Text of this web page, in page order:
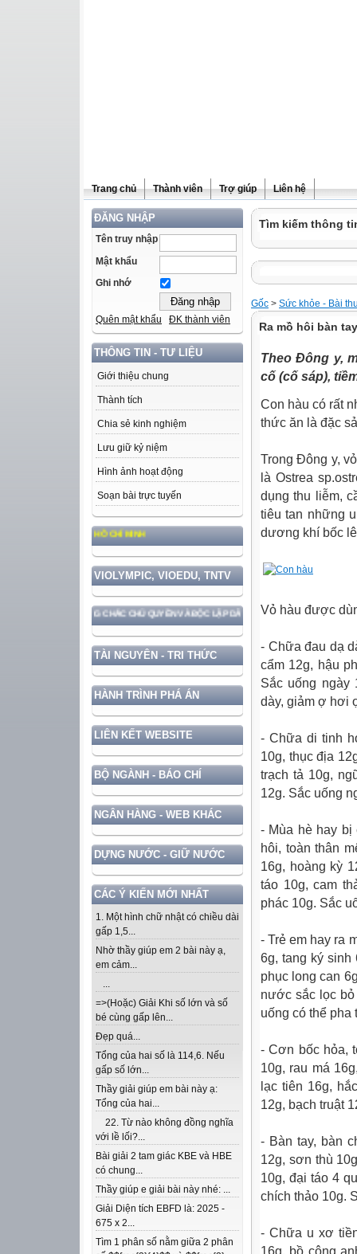
Trang chủ Thành viên Trợ giúp Liên hệ
ĐĂNG NHẬP
Tên truy nhập
Mật khẩu
Ghi nhớ
Quên mật khẩu ĐK thành viên
THÔNG TIN - TƯ LIỆU
Giới thiệu chung
Thành tích
Chia sẻ kinh nghiệm
Lưu giữ kỷ niệm
Hình ảnh hoạt động
Soạn bài trực tuyến
PHONG CÁCH HỒ CHÍ MINH
VIOLYMPIC, VIOEDU, TNTV
BẢO VỆ VỮNG CHẮC CHỦ QUYỀN VÀ ĐỘC LẬP DÂN TỘC!
TÀI NGUYÊN - TRI THỨC
HÀNH TRÌNH PHÁ ÁN
LIÊN KẾT WEBSITE
BỘ NGÀNH - BÁO CHÍ
NGÂN HÀNG - WEB KHÁC
DỰNG NƯỚC - GIỮ NƯỚC
CÁC Ý KIẾN MỚI NHẤT
1. Một hình chữ nhật có chiều dài
gấp 1,5...
Nhờ thầy giúp em 2 bài này ạ,
em cảm...
...
=>(Hoặc) Giải Khi số lớn và số
bé cùng gấp lên...
Đẹp quá...
Tổng của hai số là 114,6. Nếu
gấp số lớn...
Thầy giải giúp em bài này ạ:
Tổng của hai...
22. Từ nào không đồng nghĩa
với lề lối?...
Bài giải 2 tam giác KBE và HBE
có chung...
Thầy giúp e giải bài này nhé: ...
Giải Diện tích EBFD là: 2025 -
675 x 2...
Tìm 1 phân số nằm giữa 2 phân
Tìm kiếm thông
Gốc > Sức khỏe - Bài
Ra mồ hôi bàn
Theo Đông y,
cố (cố sáp),
Con hàu có rất
thức ăn là đặc
Trong Đông y,
là Ostrea
dụng thu liễm,
tiêu tan những
dương khí bốc
Vỏ hàu được
- Chữa đau dạ
cẩm 12g, hậu
Sắc uống ngày
dày, giảm ợ hơi
- Chữa di tinh
10g, thục địa
trạch tả 10g,
12g. Sắc uống
- Mùa hè hay bị
hôi, toàn thân
16g, hoàng kỳ
táo 10g, cam
phác 10g. Sắc
- Trẻ em hay ra
6g, tang ký sinh
phục long can
nước sắc lọc
uống có thể pha
- Cơn bốc hỏa,
10g, rau má
lạc tiên 16g,
12g, bạch truật
- Bàn tay, bàn
12g, sơn thù
10g, đại táo 4
chích thảo 10g.
- Chữa u xơ
16g, bồ công